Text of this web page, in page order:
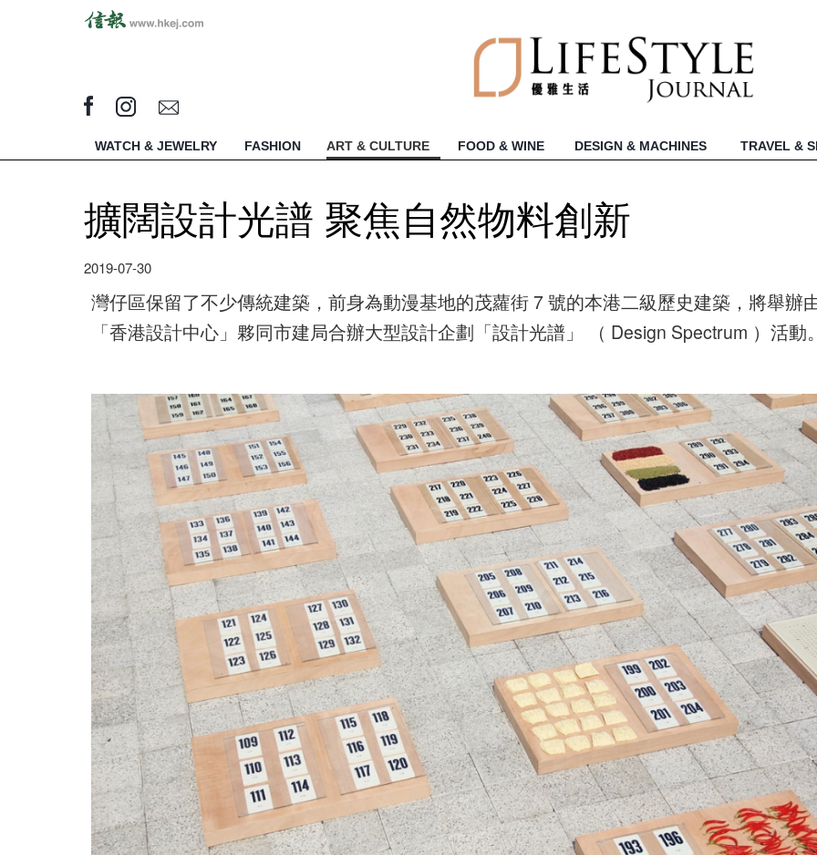
WATCH & JEWELRY FASHION ART & CULTURE FOOD & WINE DESIGN & MACHINES TRAVEL &
擴闊設計光譜 聚焦自然物料創新
2019-07-30
灣仔區保留了不少傳統建築，前身為動漫基地的茂蘿街 7 號的本港二級歷史建築，將舉辦
「香港設計中心」夥同市建局合辦大型設計企劃「設計光譜」 （ Design Spectrum ）活動。